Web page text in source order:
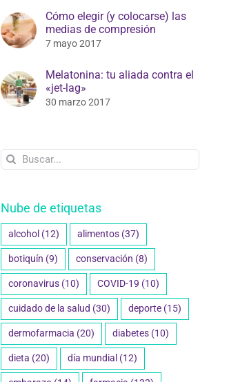
Cómo elegir (y colocarse) las
medias de compresión
7 mayo 2017
Melatonina: tu aliada contra el
«jet-lag»
30 marzo 2017
Buscar:
Nube de etiquetas
alcohol (12) alimentos (37)
botiquín (9) conservación (8)
coronavirus (10) COVID-19 (10)
cuidado de la salud (30) deporte (15)
dermofarmacia (20) diabetes (10)
dieta (20) día mundial (12)